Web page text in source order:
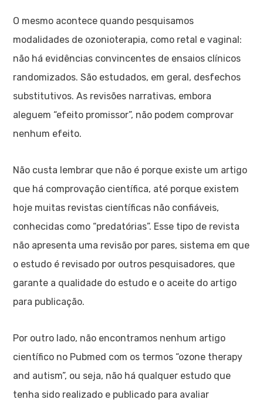
O mesmo acontece quando pesquisamos
modalidades de ozonioterapia, como retal e vaginal:
não há evidências convincentes de ensaios clínicos
randomizados. São estudados, em geral, desfechos
substitutivos. As revisões narrativas, embora
aleguem “efeito promissor”, não podem comprovar
nenhum efeito.
Não custa lembrar que não é porque existe um artigo
que há comprovação científica, até porque existem
hoje muitas revistas científicas não confiáveis,
conhecidas como “predatórias”. Esse tipo de revista
não apresenta uma revisão por pares, sistema em que
o estudo é revisado por outros pesquisadores, que
garante a qualidade do estudo e o aceite do artigo
para publicação.
Por outro lado, não encontramos nenhum artigo
científico no Pubmed com os termos “ozone therapy
and autism”, ou seja, não há qualquer estudo que
tenha sido realizado e publicado para avaliar